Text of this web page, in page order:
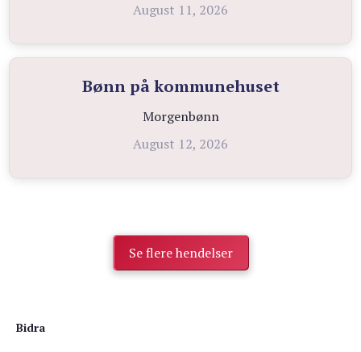
August 11, 2026
Bønn på kommunehuset
Morgenbønn
August 12, 2026
Se flere hendelser
Bidra